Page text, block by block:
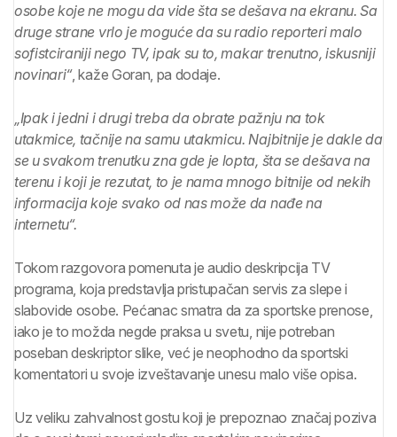
osobe koje ne mogu da vide šta se dešava na ekranu. Sa
druge strane vrlo je moguće da su radio reporteri malo
sofistciraniji nego TV, ipak su to, makar trenutno, iskusniji
novinari“, kaže Goran, pa dodaje.
„Ipak i jedni i drugi treba da obrate pažnju na tok
utakmice, tačnije na samu utakmicu. Najbitnije je dakle da
se u svakom trenutku zna gde je lopta, šta se dešava na
terenu i koji je rezutat, to je nama mnogo bitnije od nekih
informacija koje svako od nas može da nađe na
internetu“.
Tokom razgovora pomenuta je audio deskripcija TV
programa, koja predstavlja pristupačan servis za slepe i
slabovide osobe. Pećanac smatra da za sportske prenose,
iako je to možda negde praksa u svetu, nije potreban
poseban deskriptor slike, već je neophodno da sportski
komentatori u svoje izveštavanje unesu malo više opisa.
Uz veliku zahvalnost gostu koji je prepoznao značaj poziva